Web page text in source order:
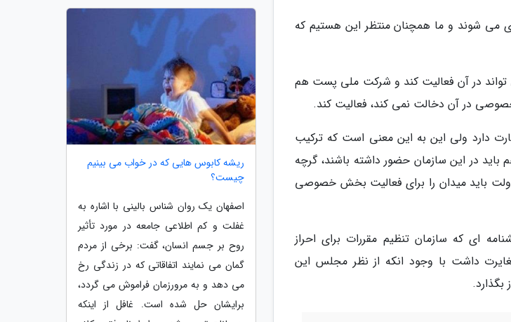
می شوند و ما همچنان منتظر این هستیم که
در آن فعالیت کند و شرکت ملی پست هم
در آن دخالت نمی کند، فعالیت کند.
دارد ولی این به این معنی است که ترکیب
در این سازمان حضور داشته باشند، گرچه
باید میدان را برای فعالیت بخش خصوصی
ای که سازمان تنظیم مقررات برای احراز
قانونی داشت و با قانون تجارت اصل 44 کمی مغایرت داشت با وجود انکه از نظر مجلس این
ریشه کابوس هایی که در خواب می بینیم
چیست؟
اصفهان یک روان شناس بالینی با اشاره به
غفلت و کم اطلاعی جامعه در مورد تأثیر
روح بر جسم انسان، گفت: برخی از مردم
گمان می نمایند اتفاقاتی که در زندگی رخ
می دهد و به مرورزمان فراموش می گردد،
برایشان حل شده است. غافل از اینکه